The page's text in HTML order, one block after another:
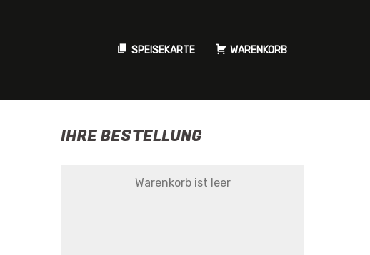
SPEISEKARTE WARENKORB
IHRE BESTELLUNG
Warenkorb ist leer